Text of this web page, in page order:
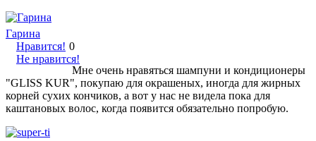
Гарина
Нравится!
Не нравится!
0
Мне очень нравяться шампуни и кондиционеры
"GLISS KUR", покупаю для окрашеных, иногда для жирных
корней сухих кончиков, а вот у нас не видела пока для
каштановых волос, когда появится обязательно попробую.